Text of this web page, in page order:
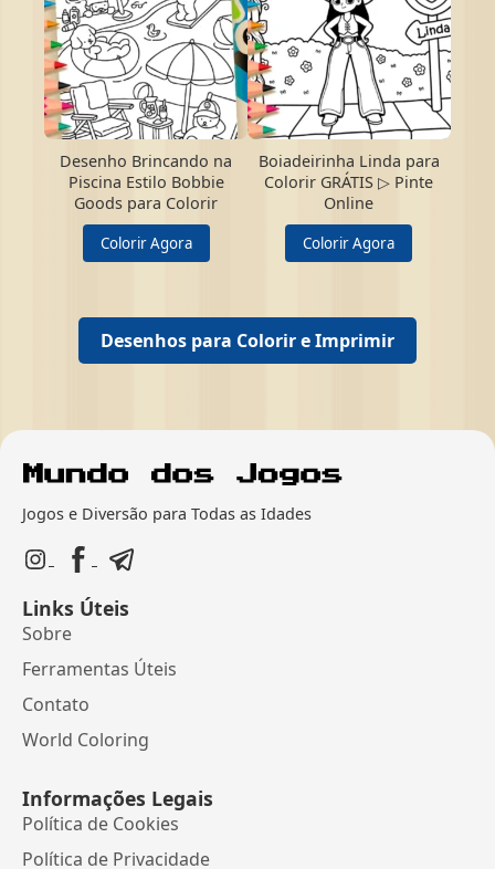
Desenho Brincando na
Piscina Estilo Bobbie
Goods para Colorir
Colorir Agora
Boiadeirinha Linda para
Colorir GRÁTIS ▷ Pinte
Online
Colorir Agora
Desenhos para Colorir e Imprimir
Jogos e Diversão para Todas as Idades
Links Úteis
Sobre
Ferramentas Úteis
Contato
World Coloring
Informações Legais
Política de Cookies
Política de Privacidade